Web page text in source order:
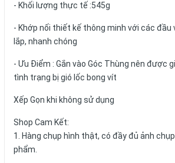
- Khối lượng thực tế :545g
- Khớp nối thiết kế thông minh với các đầu
lắp, nhanh chóng
- Ưu Điểm : Gắn vào Góc Thùng nên được
tình trạng bị gió lốc bong vít
Xếp Gọn khi không sử dụng
Shop Cam Kết:
1. Hàng chụp hình thật, có đầy đủ ảnh
phẩm.